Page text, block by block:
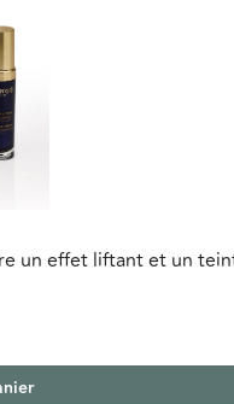
un effet liftant et un